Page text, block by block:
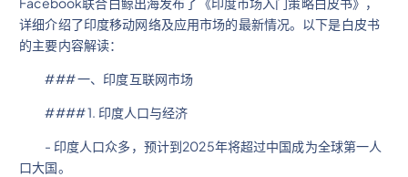
详细介绍了印度移动网络及应用市场的最新情况。以下是白皮书
的主要内容解读：
### 一、印度互联网市场
#### 1. 印度人口与经济
- 印度人口众多，预计到2025年将超过中国成为全球第一人
口大国。